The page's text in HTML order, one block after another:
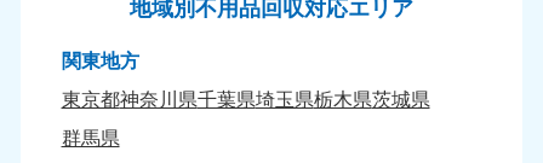
地域別不用品回収対応エリア
関東地方
東京都神奈川県千葉県埼玉県栃木県茨城県
群馬県